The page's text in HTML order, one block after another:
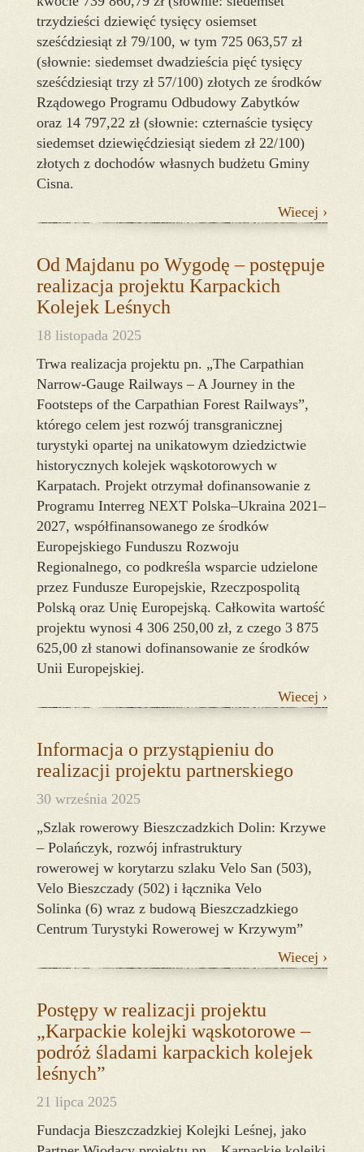
trzydzieści dziewięć tysięcy osiemset
sześćdziesiąt zł 79/100, w tym 725 063,57 zł
(słownie: siedemset dwadzieścia pięć tysięcy
sześćdziesiąt trzy zł 57/100) złotych ze środków
Rządowego Programu Odbudowy Zabytków
oraz 14 797,22 zł (słownie: czternaście tysięcy
siedemset dziewięćdziesiąt siedem zł 22/100)
złotych z dochodów własnych budżetu Gminy
Cisna.
Wiecej ›
Od Majdanu po Wygodę – postępuje
realizacja projektu Karpackich
Kolejek Leśnych
18 listopada 2025
Trwa realizacja projektu pn. „The Carpathian
Narrow-Gauge Railways – A Journey in the
Footsteps of the Carpathian Forest Railways”,
którego celem jest rozwój transgranicznej
turystyki opartej na unikatowym dziedzictwie
historycznych kolejek wąskotorowych w
Karpatach. Projekt otrzymał dofinansowanie z
Programu Interreg NEXT Polska–Ukraina 2021–
2027, współfinansowanego ze środków
Europejskiego Funduszu Rozwoju
Regionalnego, co podkreśla wsparcie udzielone
przez Fundusze Europejskie, Rzeczpospolitą
Polską oraz Unię Europejską. Całkowita wartość
projektu wynosi 4 306 250,00 zł, z czego 3 875
625,00 zł stanowi dofinansowanie ze środków
Unii Europejskiej.
Wiecej ›
Informacja o przystąpieniu do
realizacji projektu partnerskiego
30 września 2025
„Szlak rowerowy Bieszczadzkich Dolin: Krzywe
– Polańczyk, rozwój infrastruktury
rowerowej w korytarzu szlaku Velo San (503),
Velo Bieszczady (502) i łącznika Velo
Solinka (6) wraz z budową Bieszczadzkiego
Centrum Turystyki Rowerowej w Krzywym”
Wiecej ›
Postępy w realizacji projektu
„Karpackie kolejki wąskotorowe –
podróż śladami karpackich kolejek
leśnych”
21 lipca 2025
Fundacja Bieszczadzkiej Kolejki Leśnej, jako